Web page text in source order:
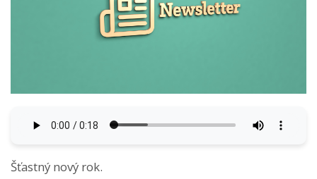
Šťastný nový rok.